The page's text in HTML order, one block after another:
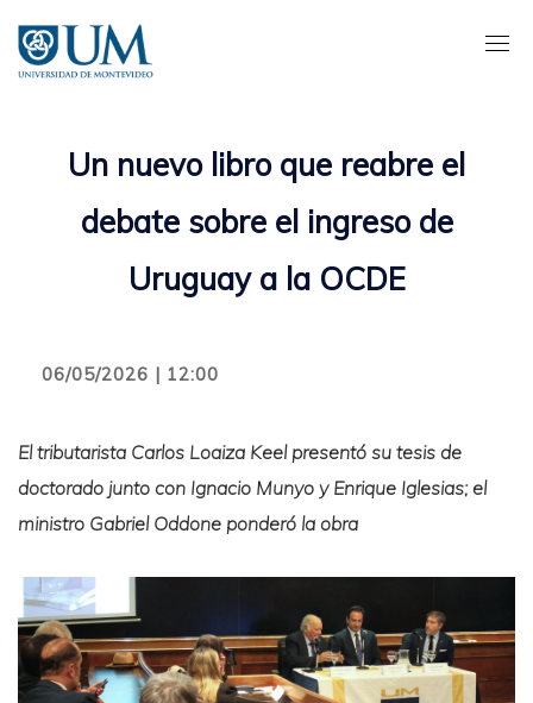
contenido
principal
Un nuevo libro que reabre el
debate sobre el ingreso de
Uruguay a la OCDE
06/05/2026 | 12:00
El tributarista Carlos Loaiza Keel presentó su tesis de
doctorado junto con Ignacio Munyo y Enrique Iglesias; el
ministro Gabriel Oddone ponderó la obra